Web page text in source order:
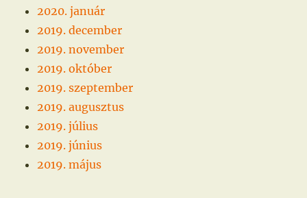
2020. január
2019. december
2019. november
2019. október
2019. szeptember
2019. augusztus
2019. július
2019. június
2019. május